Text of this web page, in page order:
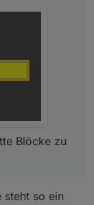
Blöcke zu
Blöcke zu
steht so ein